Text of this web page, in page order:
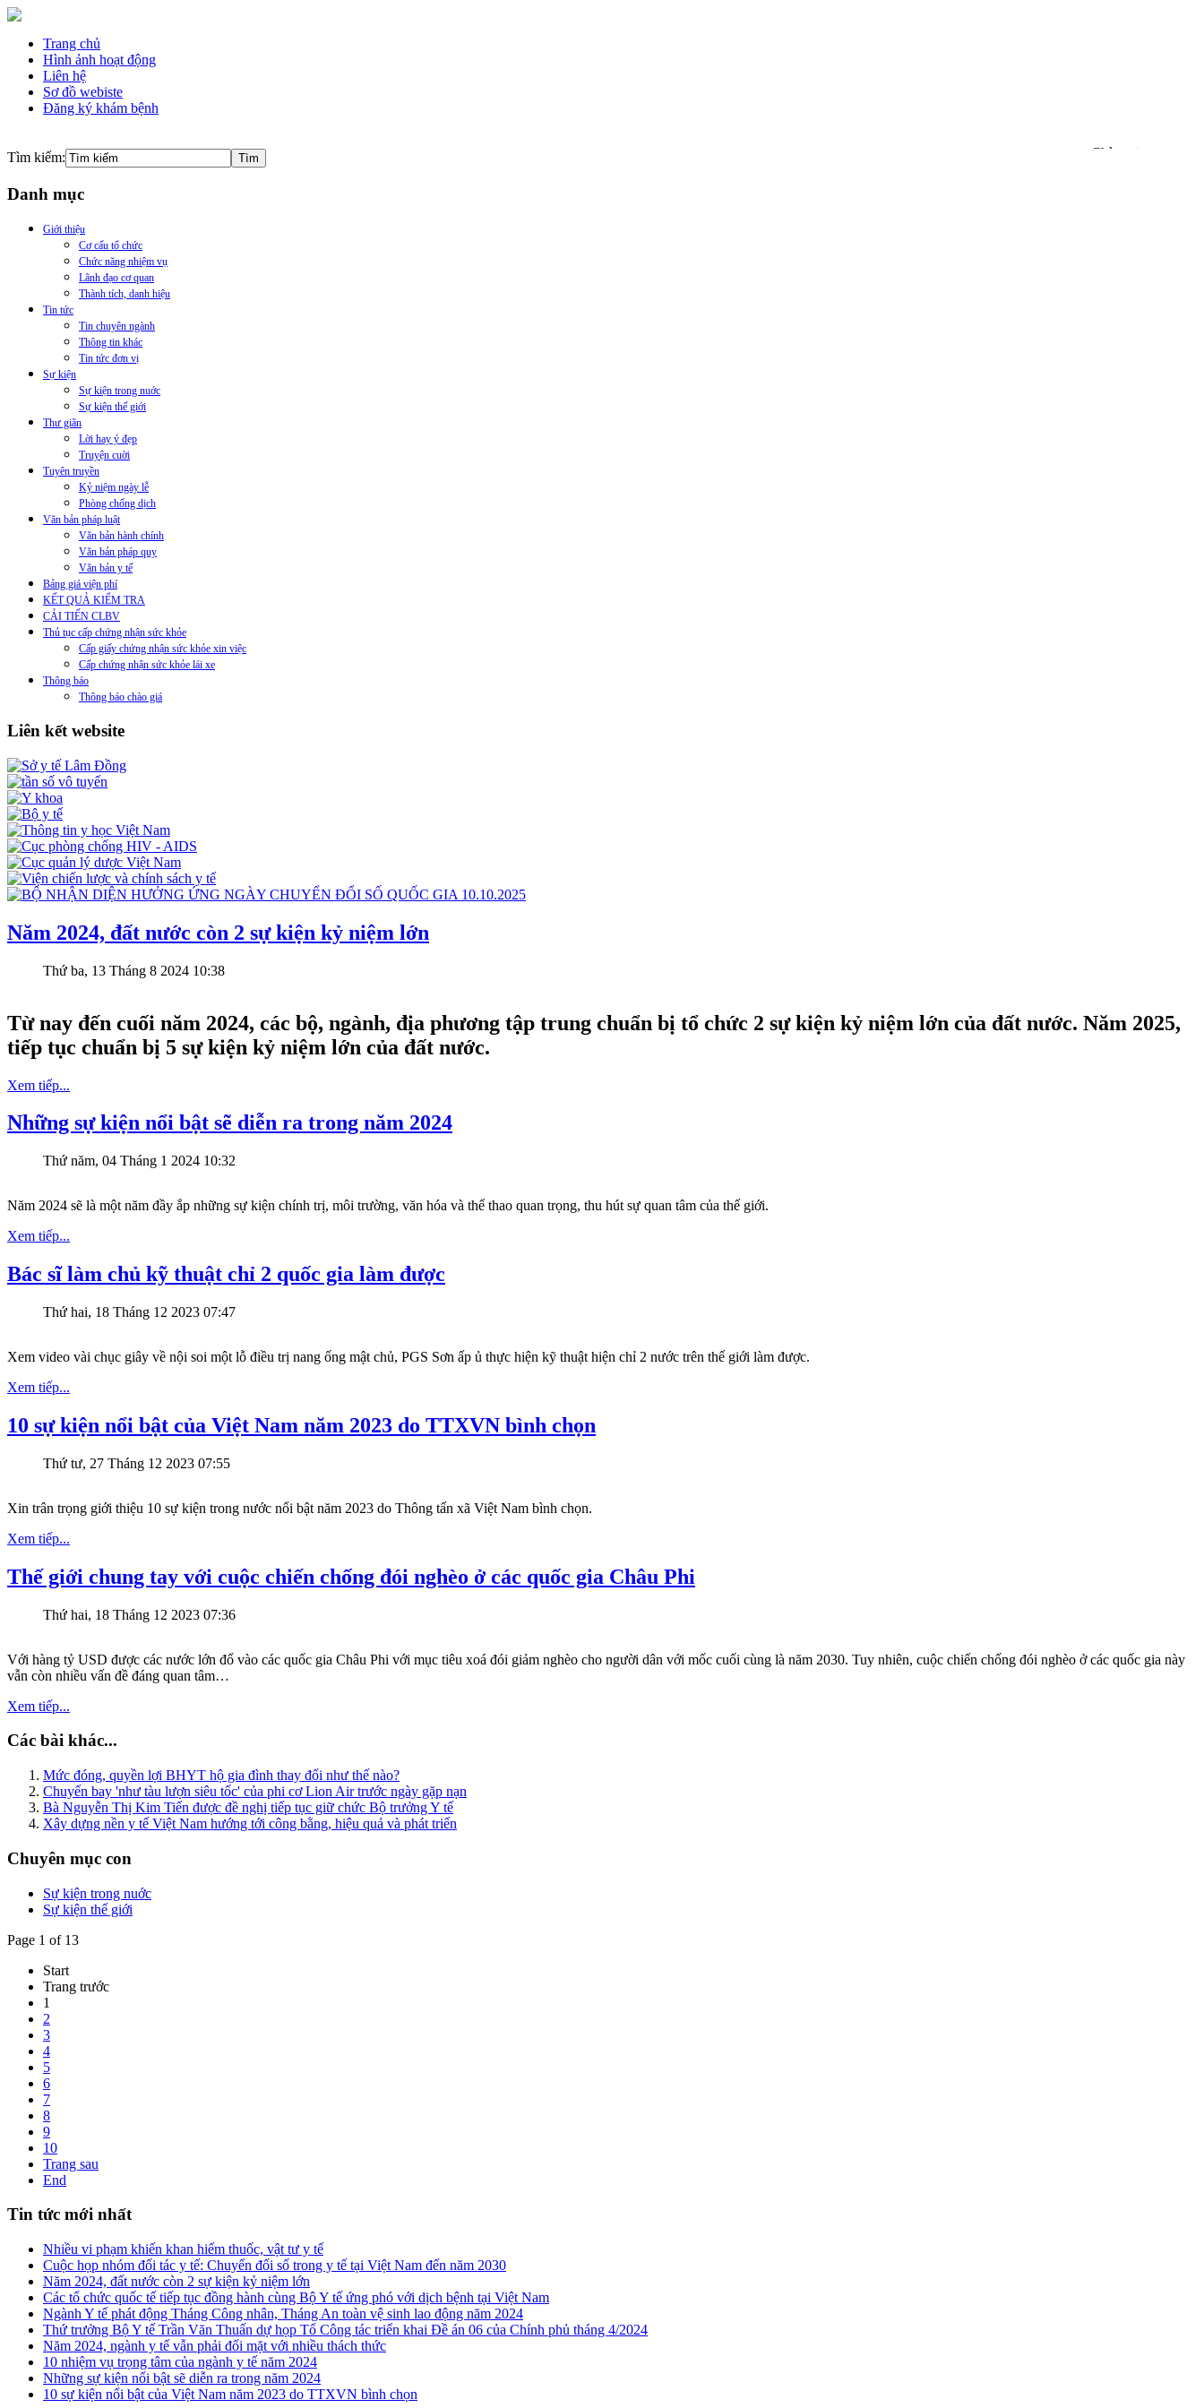
Trang chủ
Hình ảnh hoạt động
Liên hệ
Sơ đồ webiste
Đăng ký khám bệnh
Chào mừng các
Tìm kiếm:
Danh mục
Giới thiệu
Cơ cấu tổ chức
Chức năng nhiệm vụ
Lãnh đạo cơ quan
Thành tích, danh hiệu
Tin tức
Tin chuyên ngành
Thông tin khác
Tin tức đơn vị
Sự kiện
Sự kiện trong nuớc
Sự kiện thế giới
Thư giãn
Lời hay ý đẹp
Truyện cuời
Tuyên truyền
Kỷ niệm ngày lễ
Phòng chống dịch
Văn bản pháp luật
Văn bản hành chính
Văn bản pháp quy
Văn bản y tế
Bảng giá viện phí
KẾT QUẢ KIỂM TRA
CẢI TIẾN CLBV
Thủ tục cấp chứng nhận sức khỏe
Cấp giấy chứng nhận sức khỏe xin việc
Cấp chứng nhận sức khỏe lái xe
Thông báo
Thông báo chào giá
Liên kết website
Năm 2024, đất nước còn 2 sự kiện kỷ niệm lớn
Thứ ba, 13 Tháng 8 2024 10:38
Từ nay đến cuối năm 2024, các bộ, ngành, địa phương tập trung chuẩn bị tổ chức 2 sự kiện kỷ niệm lớn của đất nước. Năm 2025,
tiếp tục chuẩn bị 5 sự kiện kỷ niệm lớn của đất nước.
Xem tiếp...
Những sự kiện nổi bật sẽ diễn ra trong năm 2024
Thứ năm, 04 Tháng 1 2024 10:32
Năm 2024 sẽ là một năm đầy ắp những sự kiện chính trị, môi trường, văn hóa và thể thao quan trọng, thu hút sự quan tâm của thế giới.
Xem tiếp...
Bác sĩ làm chủ kỹ thuật chỉ 2 quốc gia làm được
Thứ hai, 18 Tháng 12 2023 07:47
Xem video vài chục giây về nội soi một lỗ điều trị nang ống mật chủ, PGS Sơn ấp ủ thực hiện kỹ thuật hiện chỉ 2 nước trên thế giới làm được.
Xem tiếp...
10 sự kiện nổi bật của Việt Nam năm 2023 do TTXVN bình chọn
Thứ tư, 27 Tháng 12 2023 07:55
Xin trân trọng giới thiệu 10 sự kiện trong nước nổi bật năm 2023 do Thông tấn xã Việt Nam bình chọn.
Xem tiếp...
Thế giới chung tay với cuộc chiến chống đói nghèo ở các quốc gia Châu Phi
Thứ hai, 18 Tháng 12 2023 07:36
Với hàng tỷ USD được các nước lớn đổ vào các quốc gia Châu Phi với mục tiêu xoá đói giảm nghèo cho người dân với mốc cuối cùng là năm 2030. Tuy nhiên, cuộc chiến chống đói nghèo ở các quốc gia này
vẫn còn nhiều vấn đề đáng quan tâm…
Xem tiếp...
Các bài khác...
Mức đóng, quyền lợi BHYT hộ gia đình thay đổi như thế nào?
Chuyến bay 'như tàu lượn siêu tốc' của phi cơ Lion Air trước ngày gặp nạn
Bà Nguyễn Thị Kim Tiến được đề nghị tiếp tục giữ chức Bộ trưởng Y tế
Xây dựng nền y tế Việt Nam hướng tới công bằng, hiệu quả và phát triển
Chuyên mục con
Sự kiện trong nuớc
Sự kiện thế giới
Page 1 of 13
Start
Trang trước
1
2
3
4
5
6
7
8
9
10
Trang sau
End
Tin tức mới nhất
Nhiều vi phạm khiến khan hiếm thuốc, vật tư y tế
Cuộc họp nhóm đối tác y tế: Chuyển đổi số trong y tế tại Việt Nam đến năm 2030
Năm 2024, đất nước còn 2 sự kiện kỷ niệm lớn
Các tổ chức quốc tế tiếp tục đồng hành cùng Bộ Y tế ứng phó với dịch bệnh tại Việt Nam
Ngành Y tế phát động Tháng Công nhân, Tháng An toàn vệ sinh lao động năm 2024
Thứ trưởng Bộ Y tế Trần Văn Thuấn dự họp Tổ Công tác triển khai Đề án 06 của Chính phủ tháng 4/2024
Năm 2024, ngành y tế vẫn phải đối mặt với nhiều thách thức
10 nhiệm vụ trọng tâm của ngành y tế năm 2024
Những sự kiện nổi bật sẽ diễn ra trong năm 2024
10 sự kiện nổi bật của Việt Nam năm 2023 do TTXVN bình chọn